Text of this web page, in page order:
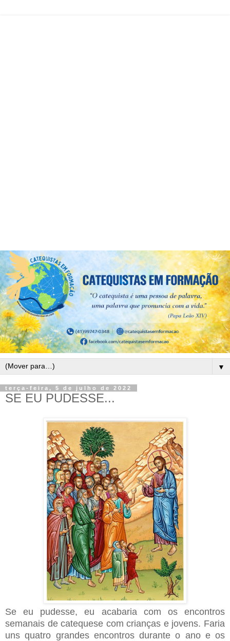
▼
terça-feira, 5 de julho de 2022
SE EU PUDESSE...
Se eu pudesse, eu acabaria com os encontros
semanais de catequese com crianças e jovens. Faria
uns quatro grandes encontros durante o ano e os